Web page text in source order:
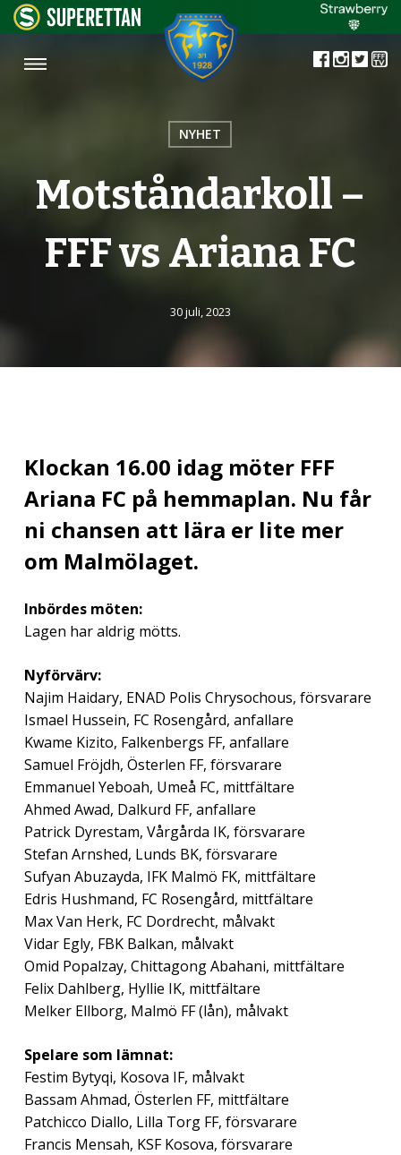
NYHET
Motståndarkoll –
FFF vs Ariana FC
30 juli, 2023
Klockan 16.00 idag möter FFF
Ariana FC på hemmaplan. Nu får
ni chansen att lära er lite mer
om Malmölaget.
Inbördes möten:
Lagen har aldrig mötts.
Nyförvärv:
Najim Haidary, ENAD Polis Chrysochous, försvarare
Ismael Hussein, FC Rosengård, anfallare
Kwame Kizito, Falkenbergs FF, anfallare
Samuel Fröjdh, Österlen FF, försvarare
Emmanuel Yeboah, Umeå FC, mittfältare
Ahmed Awad, Dalkurd FF, anfallare
Patrick Dyrestam, Vårgårda IK, försvarare
Stefan Arnshed, Lunds BK, försvarare
Sufyan Abuzayda, IFK Malmö FK, mittfältare
Edris Hushmand, FC Rosengård, mittfältare
Max Van Herk, FC Dordrecht, målvakt
Vidar Egly, FBK Balkan, målvakt
Omid Popalzay, Chittagong Abahani, mittfältare
Felix Dahlberg, Hyllie IK, mittfältare
Melker Ellborg, Malmö FF (lån), målvakt
Spelare som lämnat:
Festim Bytyqi, Kosova IF, målvakt
Bassam Ahmad, Österlen FF, mittfältare
Patchicco Diallo, Lilla Torg FF, försvarare
Francis Mensah, KSF Kosova, försvarare